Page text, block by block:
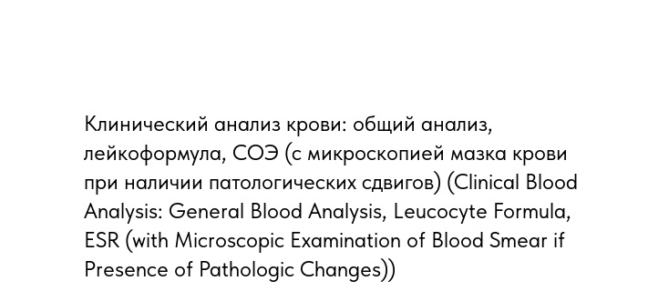
Клинический анализ крови: общий анализ,
лейкоформула, СОЭ (с микроскопией мазка крови
при наличии патологических сдвигов) (Clinical Blood
Analysis: General Blood Analysis, Leucocyte Formula,
ESR (with Microscopic Examination of Blood Smear if
Presence of Pathologic Changes))